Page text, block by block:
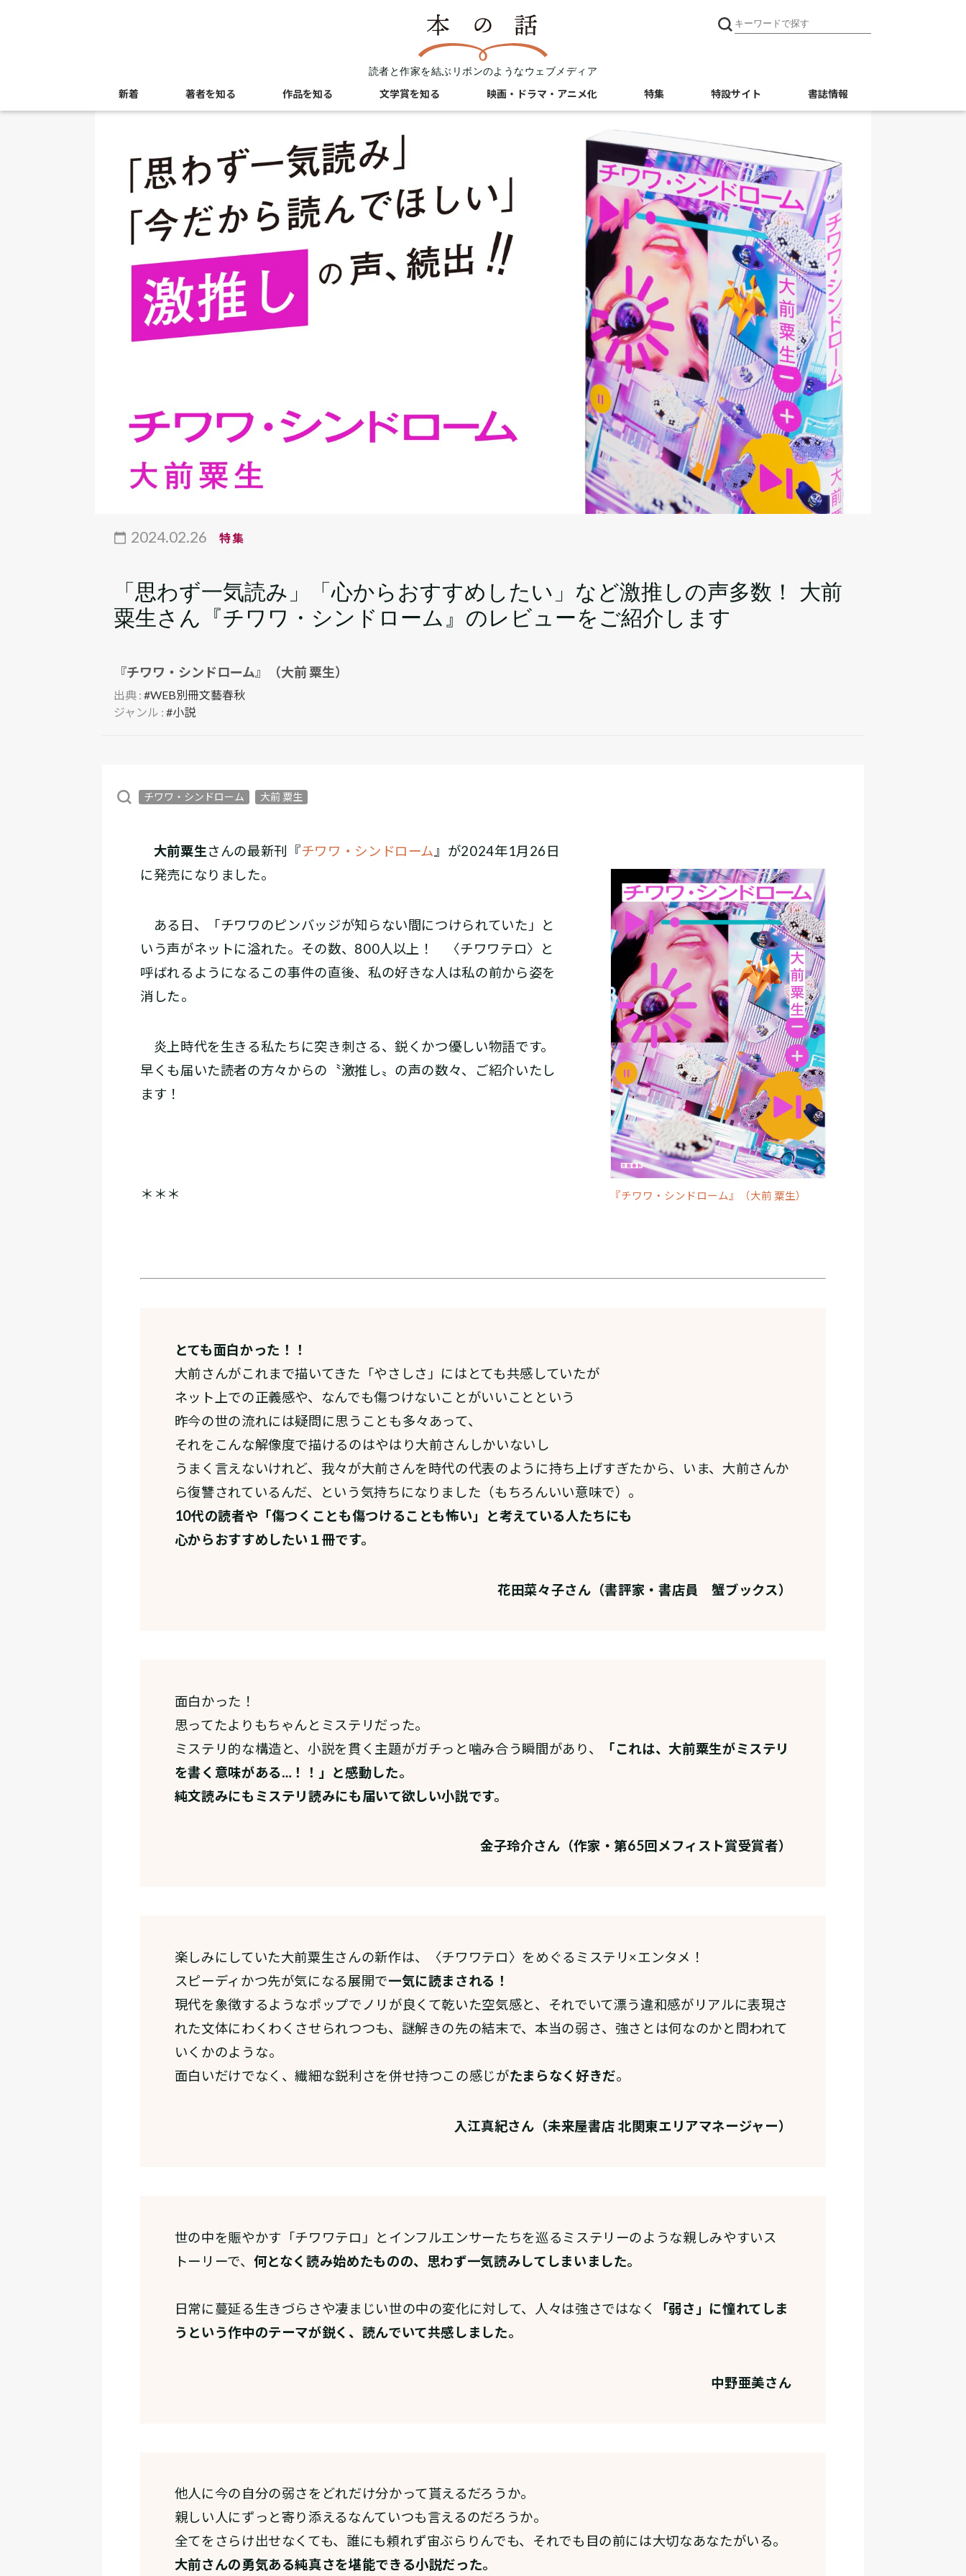
読者と作家を結ぶリボンのようなウェブメディア
新着 著者を知る 作品を知る 文学賞を知る 映画・ドラマ・アニメ化 特集 特設サイト 書誌情報
2024.02.26 特集
「思わず一気読み」「心からおすすめしたい」など激推しの声多数！ 大前
粟生さん『チワワ・シンドローム』のレビューをご紹介します
『チワワ・シンドローム』（大前 粟生）
出典 : #WEB別冊文藝春秋
ジャンル : #小説
チワワ・シンドローム 大前 粟生
『チワワ・シンドローム』（大前 粟生）
大前粟生さんの最新刊『チワワ・シンドローム 』が2024年1月26日
に発売になりました。
ある日、「チワワのピンバッジが知らない間につけられていた」と
いう声がネットに溢れた。その数、800人以上！ 〈チワワテロ〉と
呼ばれるようになるこの事件の直後、私の好きな人は私の前から姿を
消した――。
炎上時代を生きる私たちに突き刺さる、鋭くかつ優しい物語です。
早くも届いた読者の方々からの〝激推し〟の声の数々、ご紹介いたし
ます！
＊＊＊
とても面白かった！！
大前さんがこれまで描いてきた「やさしさ」にはとても共感していたが
ネット上での正義感や、なんでも傷つけないことがいいことという
昨今の世の流れには疑問に思うことも多々あって、
それをこんな解像度で描けるのはやはり大前さんしかいないし
うまく言えないけれど、我々が大前さんを時代の代表のように持ち上げすぎたから、いま、大前さんか
ら復讐されているんだ、という気持ちになりました（もちろんいい意味で）。
10代の読者や「傷つくことも傷つけることも怖い」と考えている人たちにも
心からおすすめしたい１冊です。
花田菜々子さん（書評家・書店員 蟹ブックス）
面白かった！
思ってたよりもちゃんとミステリだった。
ミステリ的な構造と、小説を貫く主題がガチっと噛み合う瞬間があり、
「これは、大前粟生がミステリ
を書く意味がある…！！」と感動した。
純文読みにもミステリ読みにも届いて欲しい小説です。
金子玲介さん（作家・第65回メフィスト賞受賞者）
楽しみにしていた大前粟生さんの新作は、〈チワワテロ〉をめぐるミステリ×エンタメ！
スピーディかつ先が気になる展開で一気に読まされる！
現代を象徴するようなポップでノリが良くて乾いた空気感と、それでいて漂う違和感がリアルに表現さ
れた文体にわくわくさせられつつも、謎解きの先の結末で、本当の弱さ、強さとは何なのかと問われて
いくかのような――。
面白いだけでなく、繊細な鋭利さを併せ持つこの感じがたまらなく好きだ。
入江真紀さん（未来屋書店 北関東エリアマネージャー）
世の中を賑やかす「チワワテロ」とインフルエンサーたちを巡るミステリーのような親しみやすいス
トーリーで、 何となく読み始めたものの、思わず一気読みしてしまいました。
日常に蔓延る生きづらさや凄まじい世の中の変化に対して、人々は強さではなく
「弱さ」に憧れてしま
うという作中のテーマが鋭く、読んでいて共感しました。
中野亜美さん
他人に今の自分の弱さをどれだけ分かって貰えるだろうか。
親しい人にずっと寄り添えるなんていつも言えるのだろうか。
全てをさらけ出せなくても、誰にも頼れず宙ぶらりんでも、それでも目の前には大切なあなたがいる。
大前さんの勇気ある純真さを堪能できる小説だった。